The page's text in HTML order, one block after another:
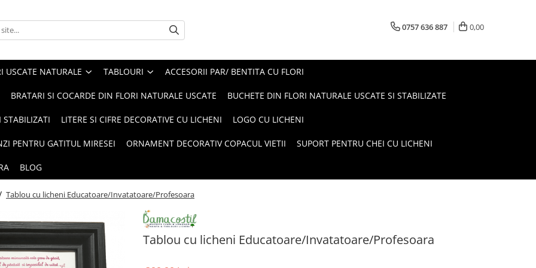
0757 636 887 0,00
NATURALE TABLOURI ACCESORII PAR/ BENTITA CU FLORI
BRATARI SI COCARDE DIN FLORI NATURALE USCATE BUCHETE DIN FLORI NATURALE USCATE SI STABILIZATE
LITERE SI CIFRE DECORATIVE CU LICHENI LOGO CU LICHENI
PENTRU GATITUL MIRESEI ORNAMENT DECORATIV COPACUL VIETII SUPORT PENTRU CHEI CU LICHENI
BLOG
Tablou cu licheni Educatoare/Invatatoare/Profesoara
Tablou cu licheni Educatoare/Invatatoare/Profesoara